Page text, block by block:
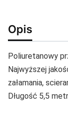
Opis
Poliuretanowy
Najwyższej
załamania,
Długość 5,5